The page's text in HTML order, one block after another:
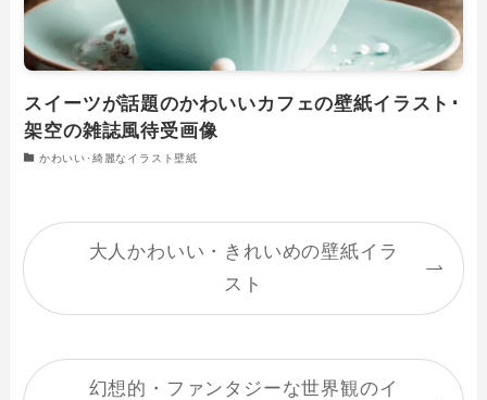
スイーツが話題のかわいいカフェの壁紙イラスト･
架空の雑誌風待受画像
かわいい･綺麗なイラスト壁紙
大人かわいい・きれいめの壁紙イラ
スト
幻想的・ファンタジーな世界観のイ